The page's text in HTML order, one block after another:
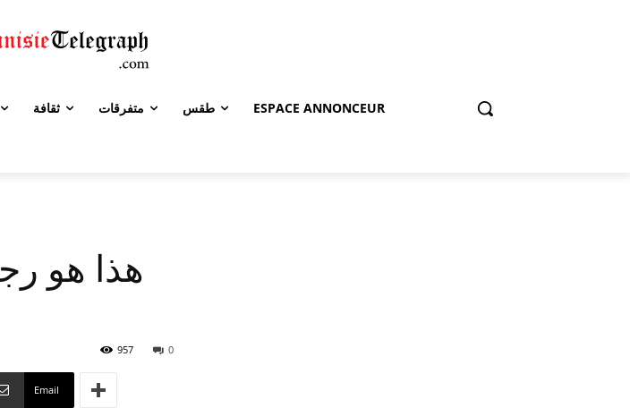
ثقافة متفرقات طقس ESPACE ANNONCEUR
هذا هو
0
957
Email